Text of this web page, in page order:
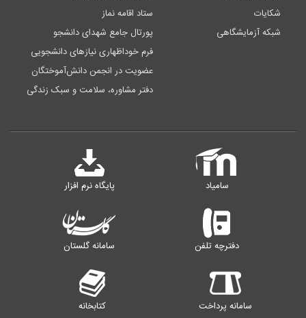
شکایات
شبکه آزمایشگاهی
ستاد اقامه نماز
پورتال جامع شهدای دانشجو
فرم خوداظهاری نیازهای دانشجویی
عضویت در انجمن دانش‌آموختگان
دفتر مشاوره، سلامت و سبک زندگی
سامیاد پایگاه نرم افزار
دفترچه تلفن سامانه گلستان
سامانه پرداخت کتابخانه